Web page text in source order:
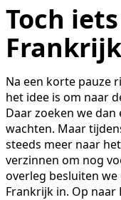
Toch
Na een korte pauze
het idee is om naar
Daar zoeken we
wachten. Maar
steeds meer naar
verzinnen om nog
overleg besluiten
Frankrijk in. Op naar